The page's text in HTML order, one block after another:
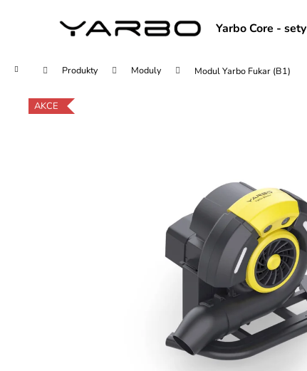
Yarbo Core - sety
Domů Produkty Moduly Modul Yarbo Fukar (B1)
AKCE
Zpět
obchodu
Zpět
obchodu